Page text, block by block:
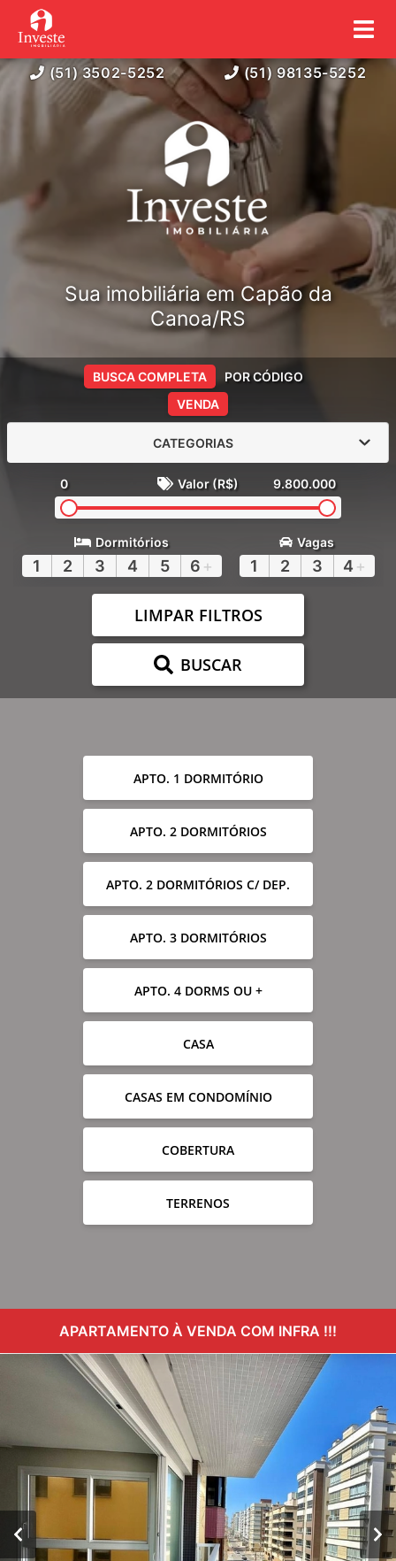
(51) 3502-5252 (51) 98135-5252
Sua imobiliária em Capão da
Canoa/RS
VENDA
BUSCA COMPLETA POR CÓDIGO
CATEGORIAS
0 Valor (R$) 9.800.000
Dormitórios
1 2 3 4 5 6 +
Vagas
1 2 3 4 +
LIMPAR FILTROS
BUSCAR
APTO. 1 DORMITÓRIO
APTO. 2 DORMITÓRIOS
APTO. 2 DORMITÓRIOS C/ DEP.
APTO. 3 DORMITÓRIOS
APTO. 4 DORMS OU +
CASA
CASAS EM CONDOMÍNIO
COBERTURA
TERRENOS
APARTAMENTO À VENDA COM INFRA !!!